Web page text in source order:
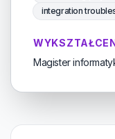
integration
Magister